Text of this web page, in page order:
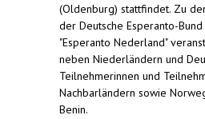
(Oldenburg) stattfindet. Zu
der Deutsche Esperanto-
"Esperanto Nederland"
neben Niederländern und
Teilnehmerinnen und
Nachbarländern sowie
Benin.